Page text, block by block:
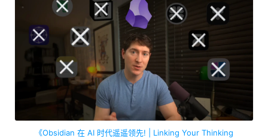
《Obsidian 在 AI 时代遥遥领先! | Linking Your Thinking